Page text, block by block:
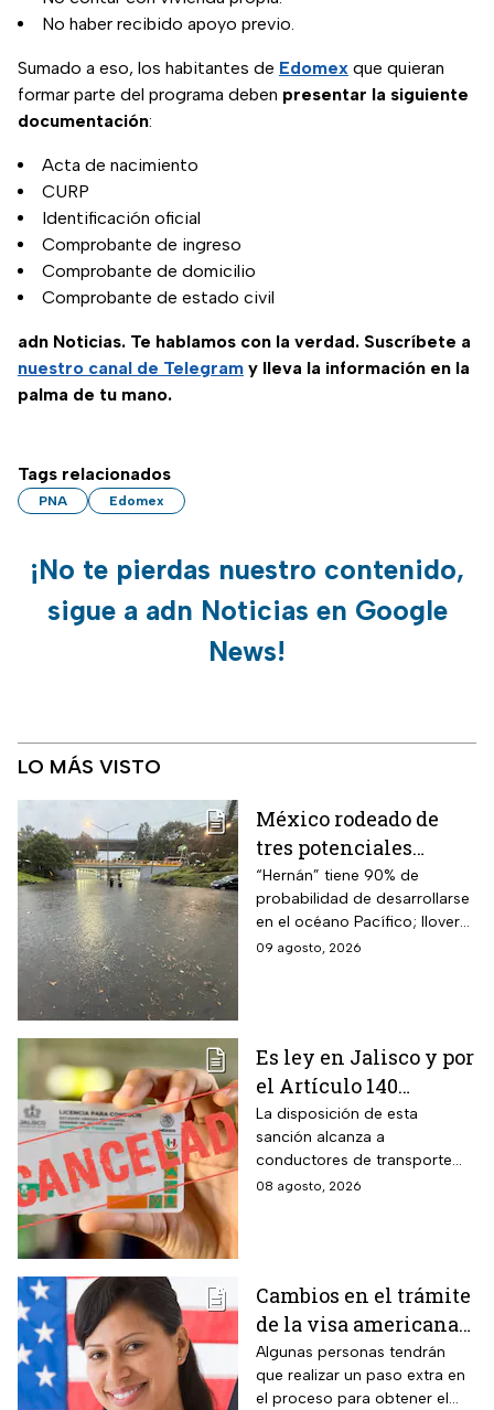
No haber recibido apoyo previo.
Sumado a eso, los habitantes de Edomex que quieran
formar parte del programa deben presentar la siguiente
documentación:
Acta de nacimiento
CURP
Identificación oficial
Comprobante de ingreso
Comprobante de domicilio
Comprobante de estado civil
adn Noticias. Te hablamos con la verdad. Suscríbete a
nuestro canal de Telegram y lleva la información en la
palma de tu mano.
Tags relacionados
PNA Edomex
¡No te pierdas nuestro contenido,
sigue a adn Noticias en Google
News!
LO MÁS VISTO
México rodeado de
tres potenciales
ciclones; “Hernán” se
coloca en el mapa del
Pacífico
“Hernán” tiene 90% de
probabilidad de desarrollarse
en el océano Pacífico; lloverá
muy fuerte en cuatro estados
09 agosto, 2026
Es ley en Jalisco y por
el Artículo 140
cancelarán la licencia
de conducir de por
vida a todos los
automovilistas que
La disposición de esta
sanción alcanza a
conductores de transporte
escolar, unidades de
común.
08 agosto, 2026
Cambios en el trámite
de la visa americana
2026 y para quiénes
aplica
Algunas personas tendrán
que realizar un paso extra en
el proceso para obtener el